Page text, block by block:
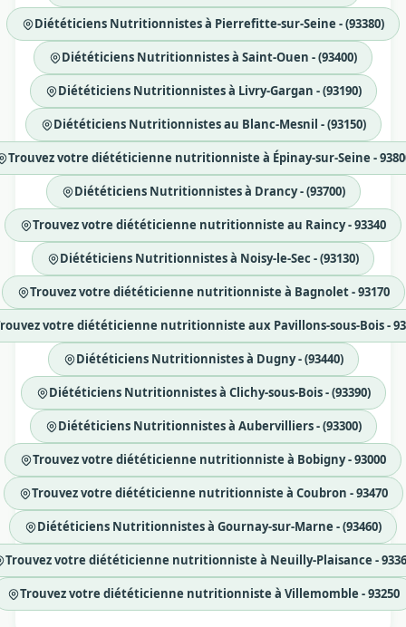
Diététiciens Nutritionnistes à Pierrefitte-sur-Seine - (93380)
Diététiciens Nutritionnistes à Saint-Ouen - (93400)
Diététiciens Nutritionnistes à Livry-Gargan - (93190)
Diététiciens Nutritionnistes au Blanc-Mesnil - (93150)
Trouvez votre diététicienne nutritionniste à Épinay-sur-Seine -
Diététiciens Nutritionnistes à Drancy - (93700)
Trouvez votre diététicienne nutritionniste au Raincy - 93340
Diététiciens Nutritionnistes à Noisy-le-Sec - (93130)
Trouvez votre diététicienne nutritionniste à Bagnolet - 93170
votre diététicienne nutritionniste aux Pavillons-sous-Bois -
Diététiciens Nutritionnistes à Dugny - (93440)
Diététiciens Nutritionnistes à Clichy-sous-Bois - (93390)
Diététiciens Nutritionnistes à Aubervilliers - (93300)
Trouvez votre diététicienne nutritionniste à Bobigny - 93000
Trouvez votre diététicienne nutritionniste à Coubron - 93470
Diététiciens Nutritionnistes à Gournay-sur-Marne - (93460)
Trouvez votre diététicienne nutritionniste à Neuilly-Plaisance -
Trouvez votre diététicienne nutritionniste à Villemomble - 93250